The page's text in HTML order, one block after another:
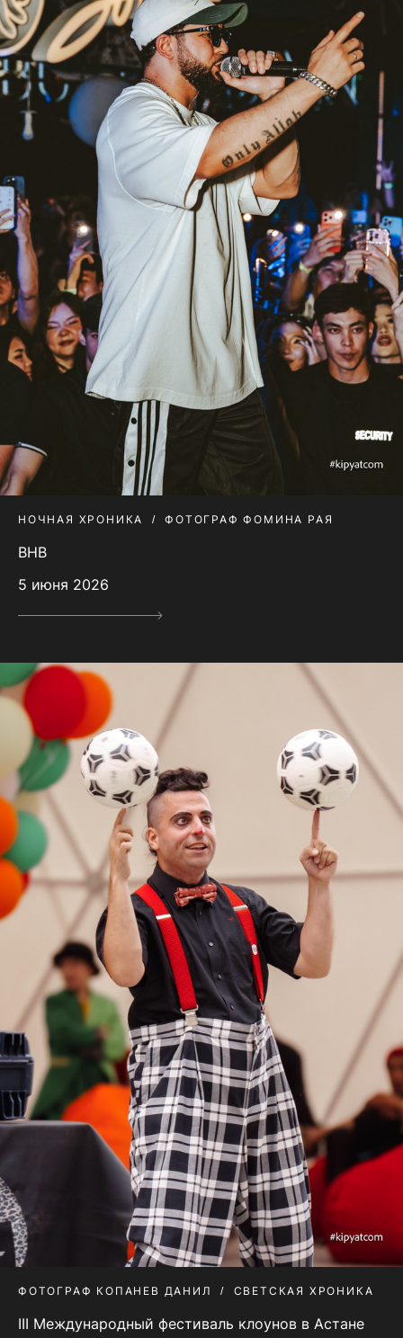
НОЧНАЯ ХРОНИКА ФОТОГРАФ ФОМИНА РАЯ
BHB
5 июня 2026
ФОТОГРАФ КОПАНЕВ ДАНИЛ СВЕТСКАЯ ХРОНИКА
III Международный фестиваль клоунов в Астане